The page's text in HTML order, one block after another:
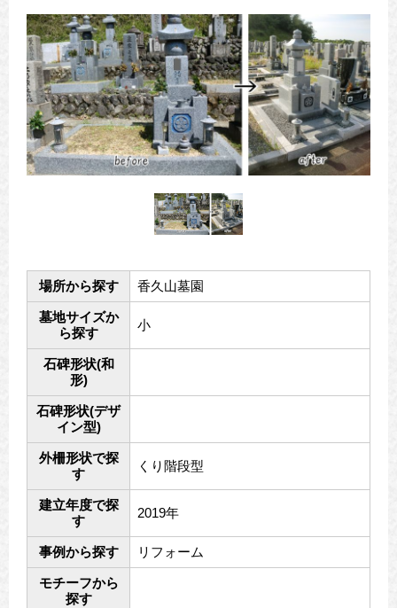
場所から探す 香久山墓園
墓地サイズか
ら探す
小
石碑形状(和
形)
石碑形状(デザ
イン型)
外柵形状で探
す
くり階段型
建立年度で探
す
2019年
事例から探す リフォーム
モチーフから
探す